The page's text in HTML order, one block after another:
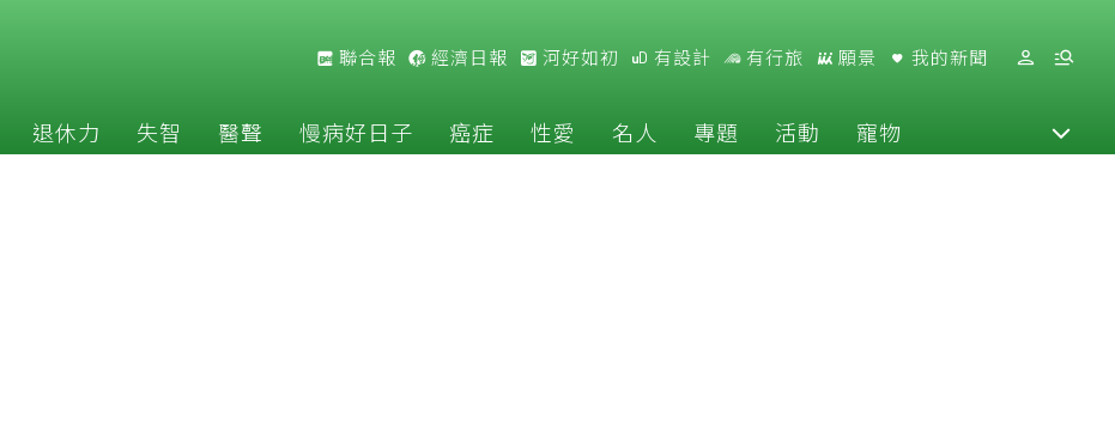
聯合報 經濟日報 河好如初 有設計 有行旅 願景 我的新聞
退休力 失智 醫聲 慢病好日子 癌症 性愛 名人 專題 活動 寵物